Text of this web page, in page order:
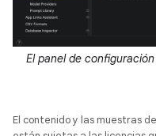
El panel de
El contenido y las muestras